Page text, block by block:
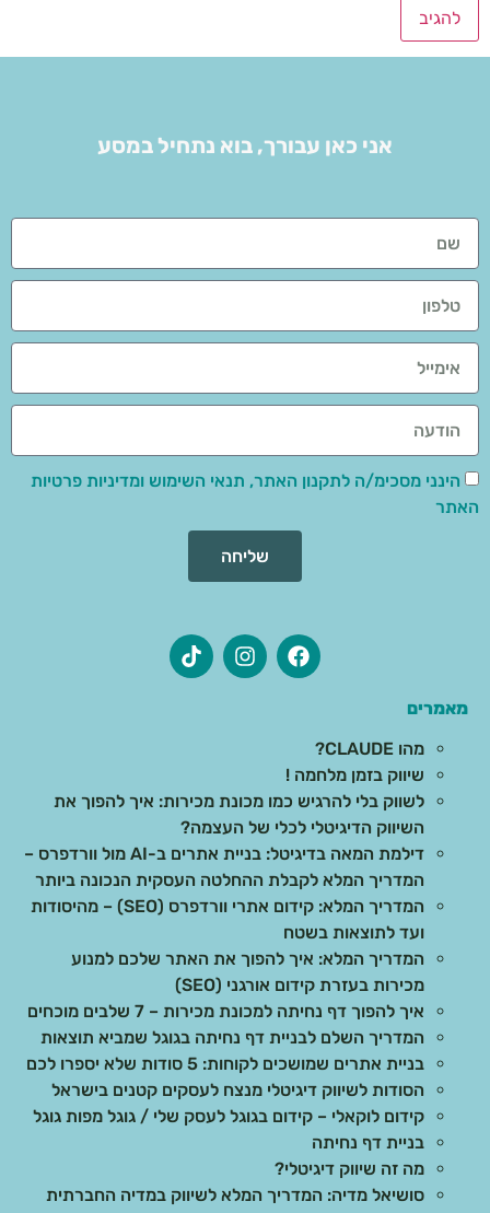
אני כאן עבורך, בוא נתחיל במסע
הינני מסכימ/ה לתקנון האתר, תנאי השימוש ומדיניות פרטיות
האתר
שליחה
מאמרים
מהו CLAUDE?
שיווק בזמן מלחמה !
לשווק בלי להרגיש כמו מכונת מכירות: איך להפוך את
השיווק הדיגיטלי לכלי של העצמה?
דילמת המאה בדיגיטל: בניית אתרים ב-AI מול וורדפרס –
המדריך המלא לקבלת ההחלטה העסקית הנכונה ביותר
המדריך המלא: קידום אתרי וורדפרס (SEO) – מהיסודות
ועד לתוצאות בשטח
המדריך המלא: איך להפוך את האתר שלכם למנוע
מכירות בעזרת קידום אורגני (SEO)
איך להפוך דף נחיתה למכונת מכירות – 7 שלבים מוכחים
המדריך השלם לבניית דף נחיתה בגוגל שמביא תוצאות
בניית אתרים שמושכים לקוחות: 5 סודות שלא יספרו לכם
הסודות לשיווק דיגיטלי מנצח לעסקים קטנים בישראל
קידום לוקאלי – קידום בגוגל לעסק שלי / גוגל מפות גוגל
בניית דף נחיתה
מה זה שיווק דיגיטלי?
סושיאל מדיה: המדריך המלא לשיווק במדיה החברתית